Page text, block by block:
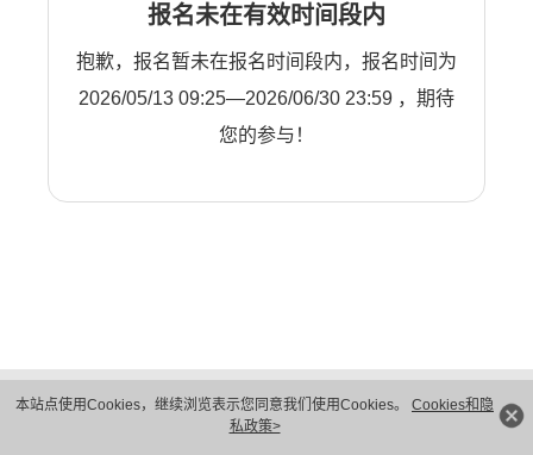
本站点使用Cookies，继续浏览表示您同意我们使用Cookies。 Cookies和隐
私政策>
报名未在有效时间段内
抱歉，报名暂未在报名时间段内，报名时间为
2026/05/13 09:25—2026/06/30 23:59 ，期待
您的参与！
隐私保护
法律声明